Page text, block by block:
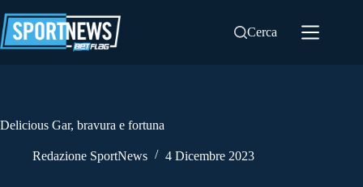
al
contenuto
Cerca
Delicious Gar, bravura e fortuna
Redazione SportNews 4 Dicembre 2023